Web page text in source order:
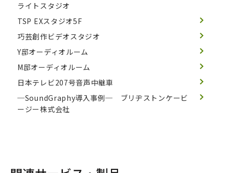
ライトスタジオ
TSP EXスタジオ5F
巧芸創作ビデオスタジオ
Y邸オーディオルーム
M邸オーディオルーム
日本テレビ207号音声中継車
─SoundGraphy導入事例─ ブリヂストンケービ
ージー株式会社